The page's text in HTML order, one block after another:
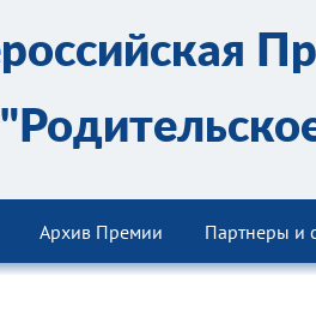
Архив Премии Партнеры и